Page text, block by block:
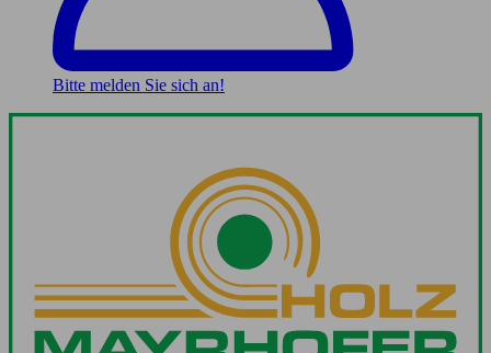
Bitte melden Sie sich an!